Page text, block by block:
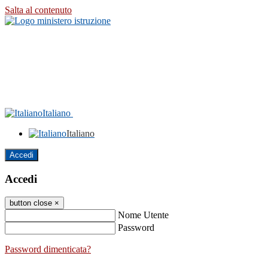
Salta al contenuto
Italiano
Italiano
Accedi
Accedi
button close ×
Nome Utente
Password
Password dimenticata?